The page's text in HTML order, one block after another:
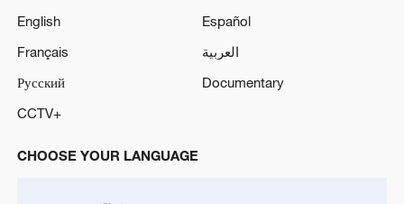
English
Español
Français
العربية
Русский
Documentary
CCTV+
CHOOSE YOUR LANGUAGE